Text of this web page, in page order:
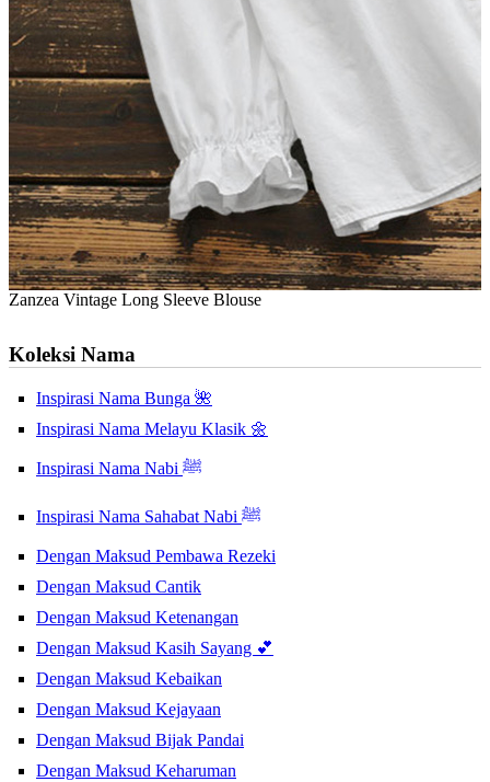
Zanzea Vintage Long Sleeve Blouse
Koleksi Nama
Inspirasi Nama Bunga 🌺
Inspirasi Nama Melayu Klasik 🌼
Inspirasi Nama Nabi ﷺ
Inspirasi Nama Sahabat Nabi ﷺ
Dengan Maksud Pembawa Rezeki
Dengan Maksud Cantik
Dengan Maksud Ketenangan
Dengan Maksud Kasih Sayang 💕
Dengan Maksud Kebaikan
Dengan Maksud Kejayaan
Dengan Maksud Bijak Pandai
Dengan Maksud Keharuman